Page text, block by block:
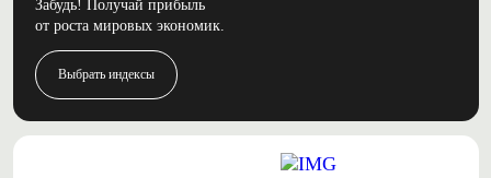
Забудь! Получай прибыль
от роста мировых экономик.
Выбрать индексы